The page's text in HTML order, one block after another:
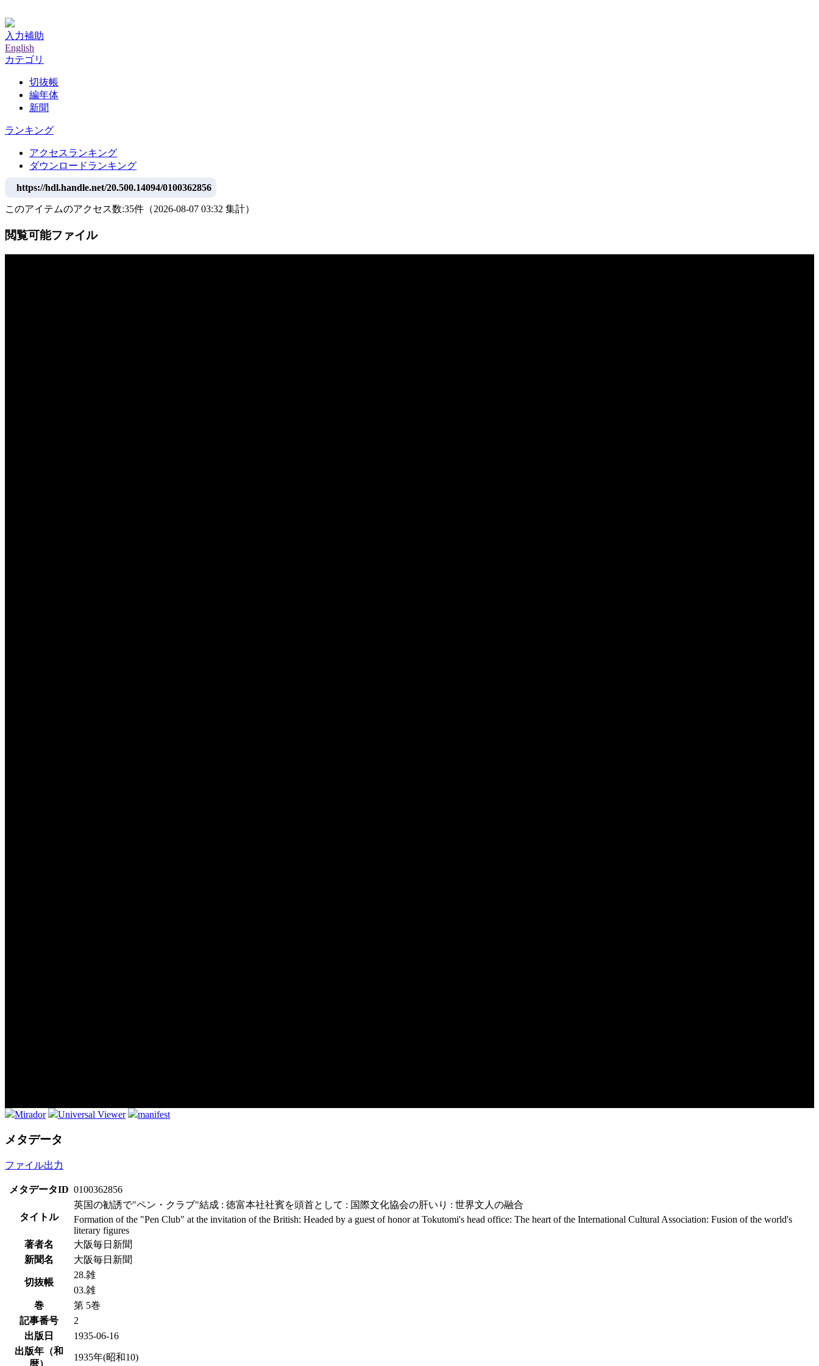
入力補助
English
カテゴリ
切抜帳
編年体
新聞
ランキング
アクセスランキング
ダウンロードランキング
https://hdl.handle.net/20.500.14094/0100362856
このアイテムのアクセス数:35件 （2026-08-07 03:32 集計）
閲覧可能ファイル
Mirador Universal Viewer manifest
メタデータ
ファイル出力
メタデータID 0100362856
タイトル
英国の勧誘で"ペン・クラブ"結成 : 徳富本社社賓を頭首として : 国際文化協会の肝いり : 世界文人の融合
Formation of the "Pen Club" at the invitation of the British: Headed by a guest of honor at Tokutomi's head office: The heart of the International Cultural Association: Fusion of the world's
literary figures
著者名
大阪毎日新聞
新聞名
大阪毎日新聞
切抜帳
28.雑
03.雑
巻
第 5巻
記事番号
2
出版日
1935-06-16
出版年（和
暦）
1935年(昭和10)